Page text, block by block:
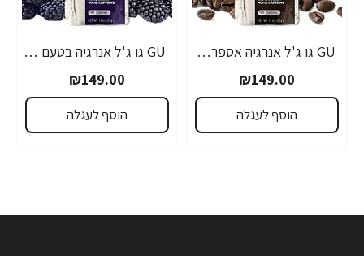
GU גו ג'ל אנרגיה אספרסו 32 גרם - 24 יחידות
₪149.00
הוסף לעגלה
GU גו ג'ל אנרגיה בטעם פטל שחור 32 גרם - 24 יחידות
₪149.00
הוסף לעגלה